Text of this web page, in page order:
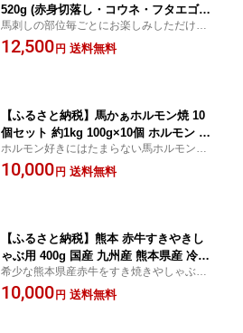
520g (赤身切落し・コウネ・フタエゴダ
イス・線切りユッケ・桜うまトロ・馬肉
ハンバーグ・タレ・おろしポン酢・ユッ
馬刺しの部位毎ごとにお楽しみしただけま
す。馬肉のさまざまな食べ方でお楽しみく
ださい。
12,500円 送料無料
【ふるさと納税】馬かぁホルモン焼 10
個セット 約1kg 100g×10個 ホルモン 馬
肉 惣菜 おかず おつまみ 冷凍 送料無料
ホルモン好きにはたまらない馬ホルモン。
たっぷり10食分でお好みの野菜を入れて焼
くだけで馬ホルモンがお楽しみいただけま
10,000円 送料無料
【ふるさと納税】熊本 赤牛すきやきし
ゃぶ用 400g 国産 九州産 熊本県産 冷凍
肉 すき焼き しゃぶしゃぶ あか牛 和牛
送料無料
希少な熊本県産赤牛をすき焼きやしゃぶし
ゃぶ用にできるようカットしてお届けいた
します。
10,000円 送料無料